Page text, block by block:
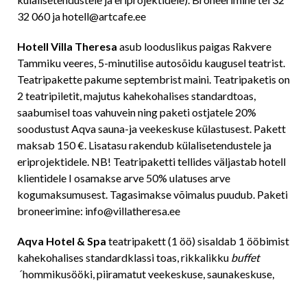
32 060 ja hotell@artcafe.ee
Hotell Villa Theresa asub looduslikus paigas Rakvere
Tammiku veeres, 5-minutilise autosõidu kaugusel teatrist.
Teatripakette pakume septembrist maini. Teatripaketis on
2 teatripiletit, majutus kahekohalises standardtoas,
saabumisel toas vahuvein ning paketi ostjatele 20%
soodustust Aqva sauna-ja veekeskuse külastusest. Pakett
maksab 150 €. Lisatasu rakendub külalisetendustele ja
eriprojektidele. NB! Teatripaketti tellides väljastab hotell
klientidele I osamakse arve 50% ulatuses arve
kogumaksumusest. Tagasimakse võimalus puudub. Paketi
broneerimine: info@villatheresa.ee
Aqva Hotel & Spa teatripakett (1 öö) sisaldab 1 ööbimist
kahekohalises standardklassi toas, rikkalikku buffet
´hommikusööki, piiramatut veekeskuse, saunakeskuse,